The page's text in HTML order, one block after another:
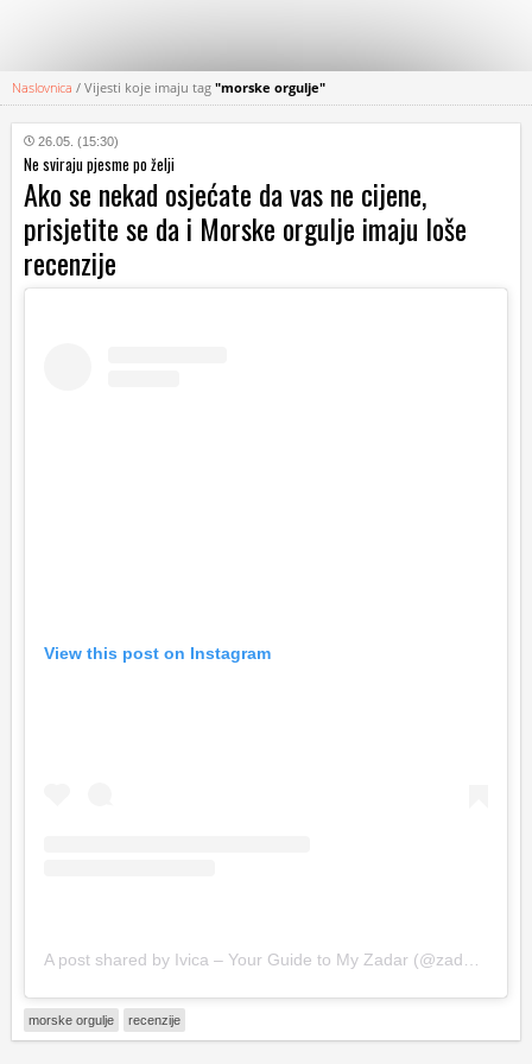
KATEGORIJE
HRVATSKI
WEB
Naslovnica / Vijesti koje imaju tag "morske orgulje"
26.05. (15:30)
Ne sviraju pjesme po želji
Ako se nekad osjećate da vas ne cijene,
prisjetite se da i Morske orgulje imaju loše
recenzije
View this post on Instagram
morske orgulje recenzije